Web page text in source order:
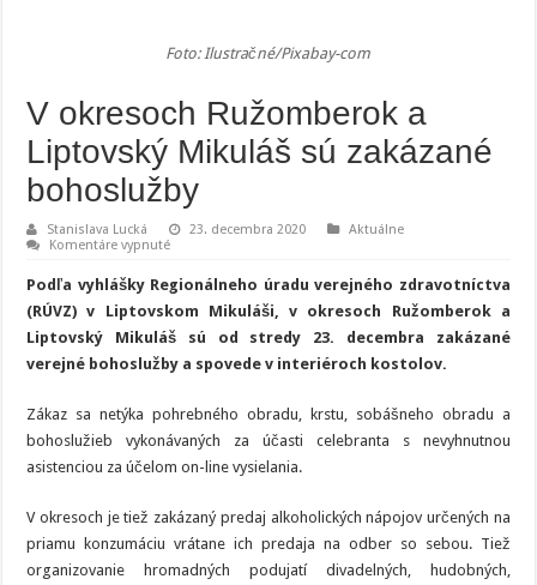
Foto: Ilustračné/Pixabay-com
V okresoch Ružomberok a
Liptovský Mikuláš sú zakázané
bohoslužby
Stanislava Lucká 23. decembra 2020
Aktuálne
Komentáre vypnuténa
okresoch
Ružomberok
a
Liptovský
Mikuláš
zakázané
Podľa vyhlášky Regionálneho úradu verejného zdravotníctva
(RÚVZ) v Liptovskom Mikuláši, v okresoch Ružomberok a
Liptovský Mikuláš sú od stredy 23. decembra zakázané
verejné bohoslužby a spovede v interiéroch kostolov.
Zákaz sa netýka pohrebného obradu, krstu, sobášneho obradu a
bohoslužieb vykonávaných za účasti celebranta s nevyhnutnou
asistenciou za účelom on-line vysielania.
V okresoch je tiež zakázaný predaj alkoholických nápojov určených na
priamu konzumáciu vrátane ich predaja na odber so sebou. Tiež
organizovanie hromadných podujatí divadelných, hudobných,